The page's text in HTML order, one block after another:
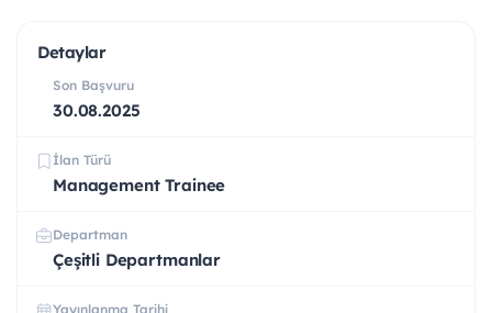
Detaylar
Son Başvuru
30.08.2025
İlan Türü
Management Trainee
Departman
Çeşitli Departmanlar
Yayınlanma Tarihi